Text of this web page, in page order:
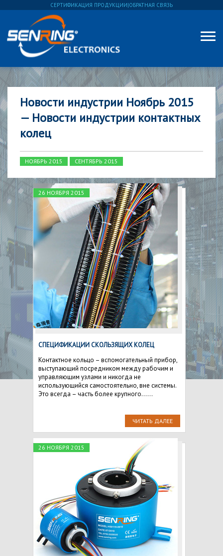
СЕРТИФИКАЦИЯ ПРОДУКЦИИ|ОБРАТНАЯ СВЯЗЬ
Новости индустрии Ноябрь 2015
— Новости индустрии контактных
колец
НОЯБРЬ 2015 СЕНТЯБРЬ 2015
26 НОЯБРЯ 2015
СПЕЦИФИКАЦИИ СКОЛЬЗЯЩИХ КОЛЕЦ
Контактное кольцо – вспомогательный прибор,
выступающий посредником между рабочим и
управляющим узлами и никогда не
использующийся самостоятельно, вне системы.
Это всегда – часть более крупного......
ЧИТАТЬ ДАЛЕЕ
26 НОЯБРЯ 2015